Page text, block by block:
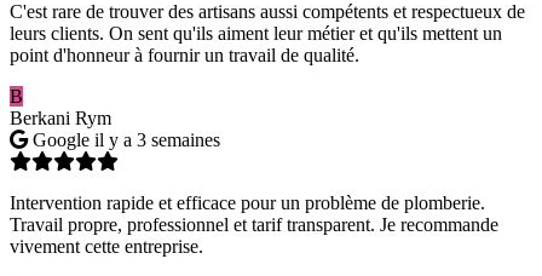
C'est rare de trouver des artisans aussi compétents et respectueux de
leurs clients. On sent qu'ils aiment leur métier et qu'ils mettent un
point d'honneur à fournir un travail de qualité.
B
Berkani Rym
Google il y a 3 semaines
Intervention rapide et efficace pour un problème de plomberie.
Travail propre, professionnel et tarif transparent. Je recommande
vivement cette entreprise.